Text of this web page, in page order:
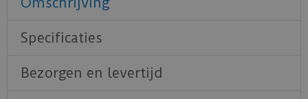
Specificaties
Bezorgen en levertijd